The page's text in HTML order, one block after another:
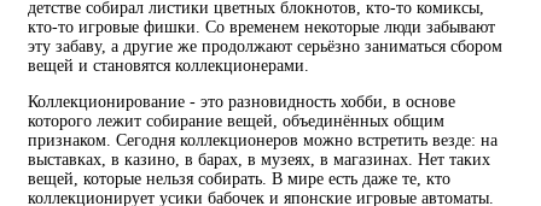
детстве собирал листики цветных блокнотов, кто-то комиксы,
кто-то игровые фишки. Со временем некоторые люди забывают
эту забаву, а другие же продолжают серьёзно заниматься сбором
вещей и становятся коллекционерами.
Коллекционирование - это разновидность хобби, в основе
которого лежит собирание вещей, объединённых общим
признаком. Сегодня коллекционеров можно встретить везде: на
выставках, в казино, в барах, в музеях, в магазинах. Нет таких
вещей, которые нельзя собирать. В мире есть даже те, кто
коллекционирует усики бабочек и японские игровые автоматы.